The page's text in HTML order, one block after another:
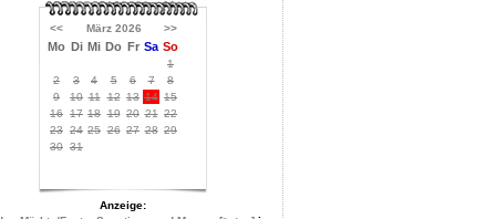
<< März 2026 >>
Mo Di Mi Do Fr Sa So
1
2
3 4 5 6 7
8
9
10 11 12 13 14 15
16 17 18 19 20 21 22
23 24 25 26 27 28 29
30 31
Anzeige: